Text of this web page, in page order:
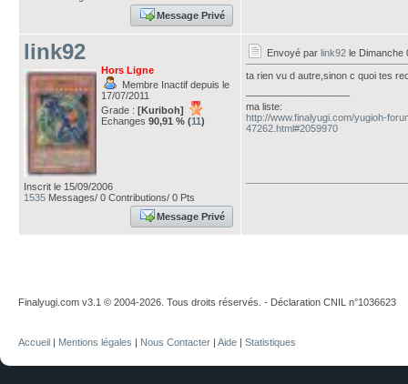
Message Privé
link92
Hors Ligne
Membre Inactif depuis le
17/07/2011
Grade : [Kuriboh]
Echanges 90,91 % (11)
Inscrit le 15/09/2006
1535 Messages/ 0 Contributions/ 0 Pts
Message Privé
Envoyé par link92 le Dimanche
ta rien vu d autre,sinon c quoi tes
ma liste:
http://www.finalyugi.com/yugioh-
47262.html#2059970
Finalyugi.com v3.1 © 2004-2026. Tous droits réservés. - Déclaration CNIL n°1036623
Accueil | Mentions légales | Nous Contacter | Aide | Statistiques